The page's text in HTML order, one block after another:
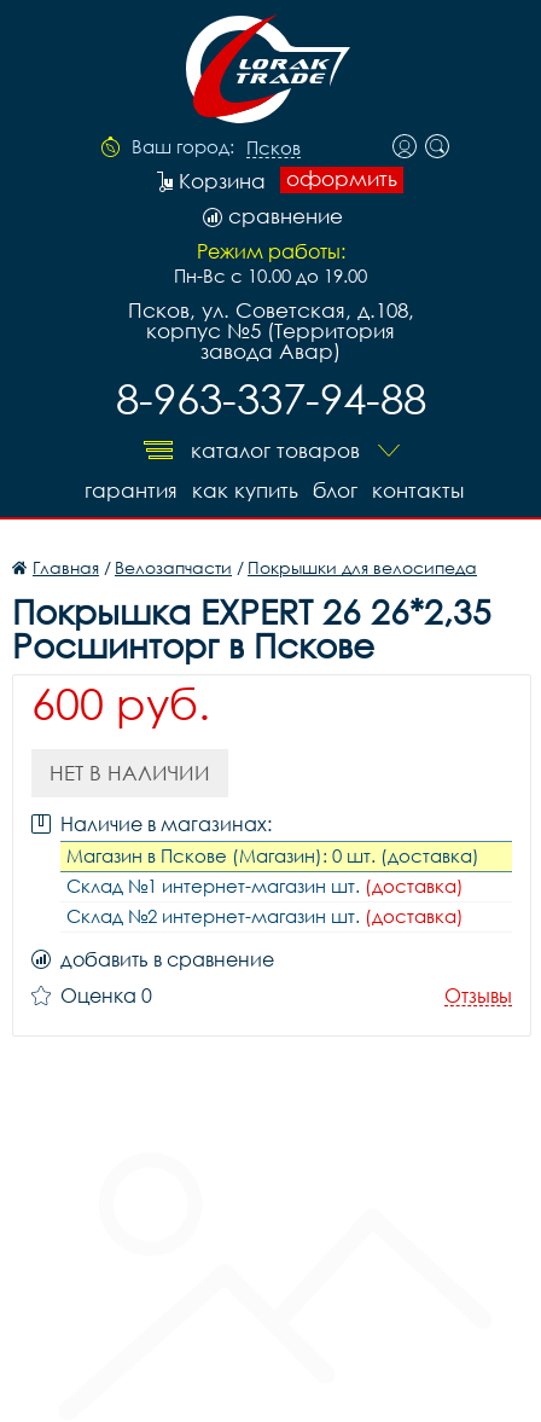
Ваш город: Псков
оформить
Корзина
сравнение
Режим работы:
Пн-Вс с 10.00 до 19.00
Псков, ул. Советская, д.108,
корпус №5 (Территория
завода Авар)
8-963-337-94-88
каталог товаров
контакты
блог
как купить
гарантия
Главная / Велозапчасти / Покрышки для велосипеда
Покрышка EXPERT 26 26*2,35
Росшинторг в Пскове
600 руб.
НЕТ В НАЛИЧИИ
Наличие в магазинах:
Магазин в Пскове (Магазин): 0 шт. (доставка)
Склад №1 интернет-магазин шт. (доставка)
Склад №2 интернет-магазин шт. (доставка)
добавить в сравнение
Оценка 0
Отзывы